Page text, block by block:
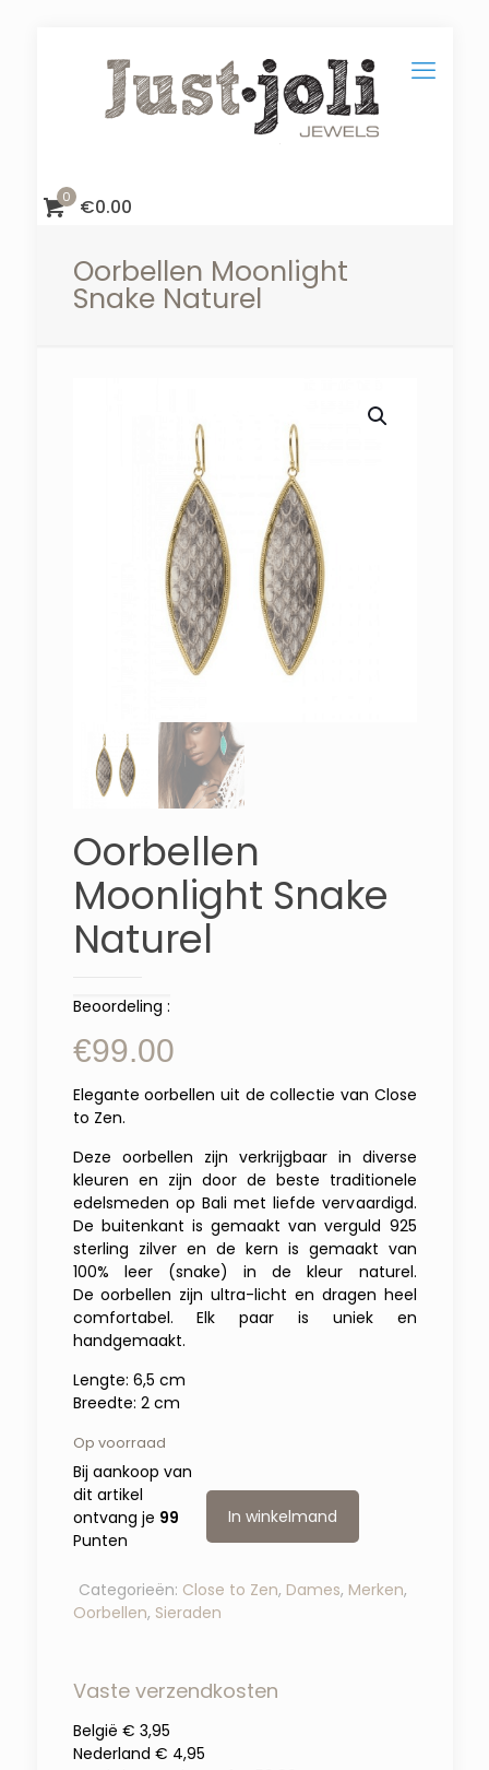
0 €0.00
Oorbellen Moonlight
Snake Naturel
Oorbellen
Moonlight Snake
Naturel
Beoordeling :
€99.00
Elegante oorbellen uit de collectie van Close
to Zen.
Deze oorbellen zijn verkrijgbaar in diverse
kleuren en zijn door de beste traditionele
edelsmeden op Bali met liefde vervaardigd.
De buitenkant is gemaakt van verguld 925
sterling zilver en de kern is gemaakt van
100% leer (snake) in de kleur naturel.
De oorbellen zijn ultra-licht en dragen heel
comfortabel. Elk paar is uniek en
handgemaakt.
Lengte: 6,5 cm
Breedte: 2 cm
Op voorraad
Bij aankoop van
dit artikel
ontvang je 99
Punten
In winkelmand
Categorieën: Close to Zen, Dames, Merken,
Oorbellen, Sieraden
Vaste verzendkosten
België € 3,95
Nederland € 4,95